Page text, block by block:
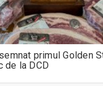
primul Golden
de la DCD